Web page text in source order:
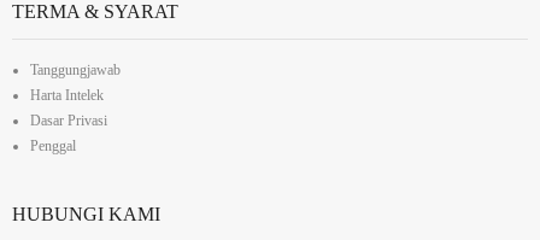
TERMA & SYARAT
Tanggungjawab
Harta Intelek
Dasar Privasi
Penggal
HUBUNGI KAMI